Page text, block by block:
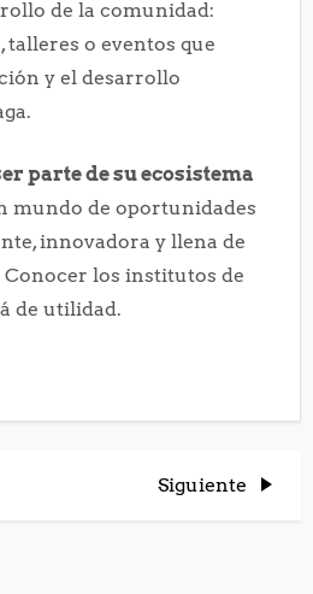
de la comunidad:
talleres o eventos que
y el desarrollo
parte de su ecosistema
mundo de oportunidades
innovadora y llena de
los institutos de
de utilidad.
Entrada
Siguiente